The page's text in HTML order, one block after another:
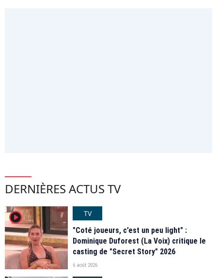
DERNIÈRES ACTUS TV
player2
TV
"Coté joueurs, c’est un peu light" :
Dominique Duforest (La Voix) critique le
casting de "Secret Story" 2026
6 août 2026